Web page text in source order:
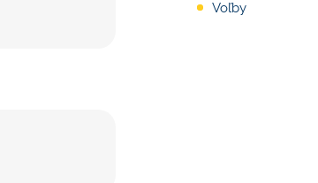
Voľby